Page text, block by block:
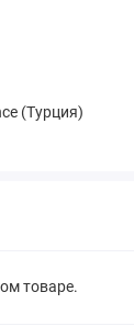
(Турция)
товаре.